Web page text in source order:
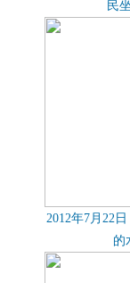
民
2012年7月22
的